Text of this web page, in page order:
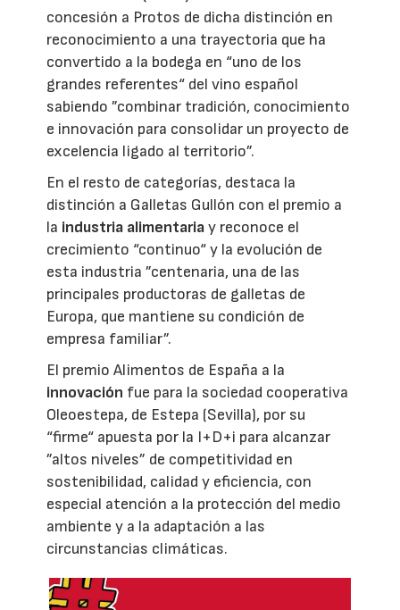
concesión a Protos de dicha distinción en
reconocimiento a una trayectoria que ha
convertido a la bodega en “uno de los
grandes referentes“ del vino español
sabiendo ”combinar tradición, conocimiento
e innovación para consolidar un proyecto de
excelencia ligado al territorio”.
En el resto de categorías, destaca la
distinción a Galletas Gullón con el premio a
la industria alimentariay reconoce el
crecimiento “continuo“ y la evolución de
esta industria ”centenaria, una de las
principales productoras de galletas de
Europa, que mantiene su condición de
empresa familiar”.
El premio Alimentos de España a la
innovación fue para la sociedad cooperativa
Oleoestepa, de Estepa (Sevilla), por su
“firme“ apuesta por la I+D+i para alcanzar
”altos niveles” de competitividad en
sostenibilidad, calidad y eficiencia, con
especial atención a la protección del medio
ambiente y a la adaptación a las
circunstancias climáticas.